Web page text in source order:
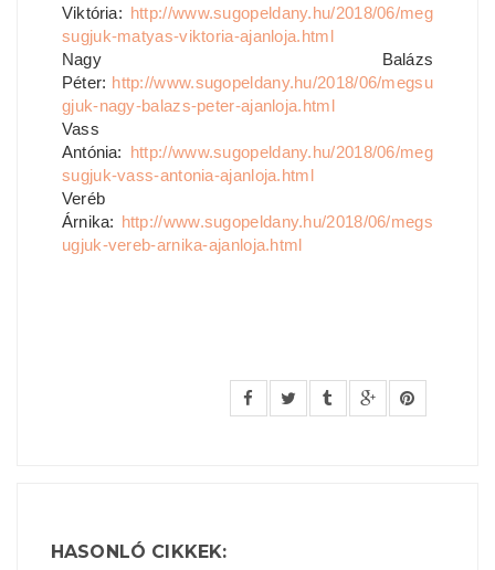
Viktória: http://www.sugopeldany.hu/2018/06/meg
sugjuk-matyas-viktoria-ajanloja.html
Nagy Balázs
Péter: http://www.sugopeldany.hu/2018/06/megsu
gjuk-nagy-balazs-peter-ajanloja.html
Vass
Antónia: http://www.sugopeldany.hu/2018/06/meg
sugjuk-vass-antonia-ajanloja.html
Veréb
Árnika: http://www.sugopeldany.hu/2018/06/megs
ugjuk-vereb-arnika-ajanloja.html
HASONLÓ CIKKEK: